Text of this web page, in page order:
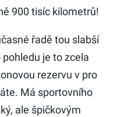
900 tisíc kilometrů!
řadě tou slabší
je to zcela
rezervu v pro
Má sportovního
ale špičkovým